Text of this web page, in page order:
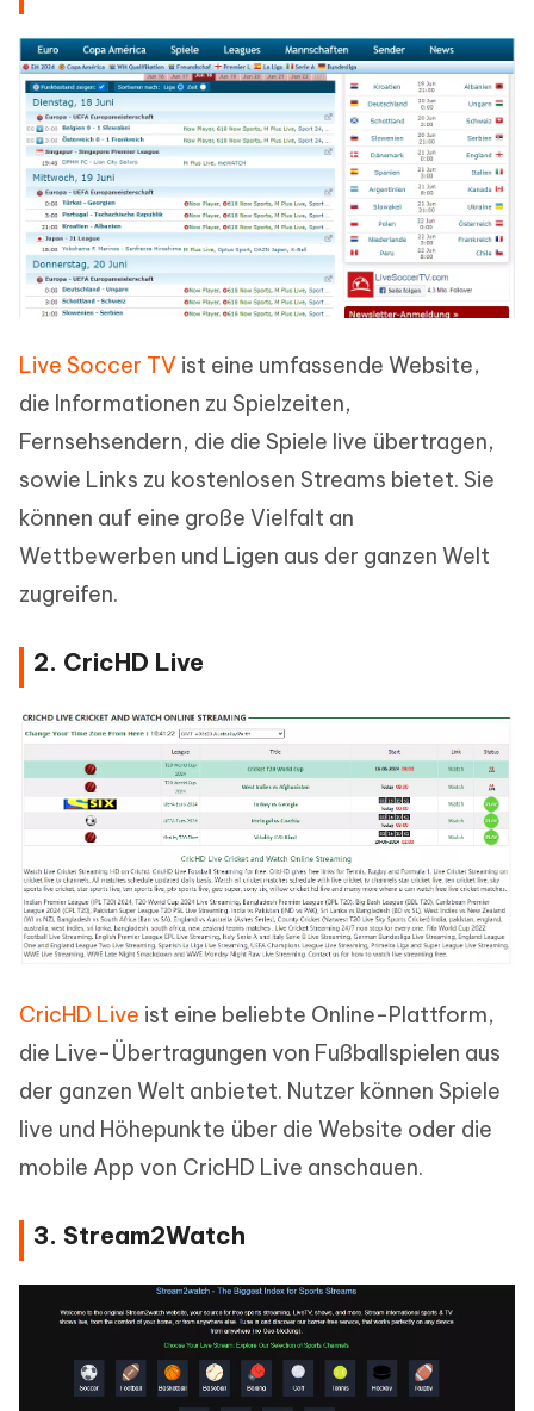
Live Soccer TV ist eine umfassende Website,
die Informationen zu Spielzeiten,
Fernsehsendern, die die Spiele live übertragen,
sowie Links zu kostenlosen Streams bietet. Sie
können auf eine große Vielfalt an
Wettbewerben und Ligen aus der ganzen Welt
zugreifen.
2. CricHD Live
CricHD Live ist eine beliebte Online-Plattform,
die Live-Übertragungen von Fußballspielen aus
der ganzen Welt anbietet. Nutzer können Spiele
live und Höhepunkte über die Website oder die
mobile App von CricHD Live anschauen.
3. Stream2Watch